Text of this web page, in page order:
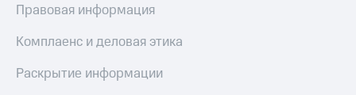
Правовая информация
Комплаенс и деловая этика
Раскрытие информации